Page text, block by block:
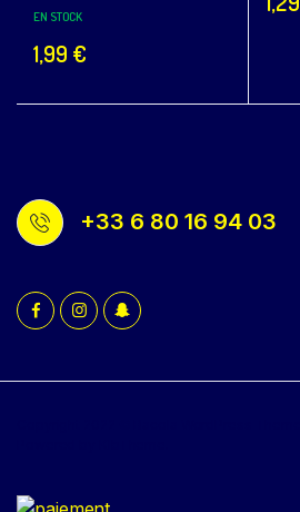
EN STOCK
1,99 €
+33 6 80 16 94 03